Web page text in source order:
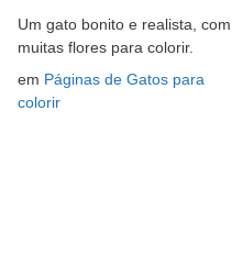
Um gato bonito e realista, com
muitas flores para colorir.
em Páginas de Gatos para
colorir